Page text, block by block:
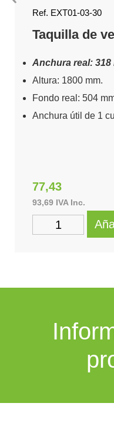
Ref. EXT01-03-30
Taquilla de
Anchura real: 318
Altura: 1800 mm.
Fondo real: 504
Anchura útil de 1
77,43
93,69 IVA Inc.